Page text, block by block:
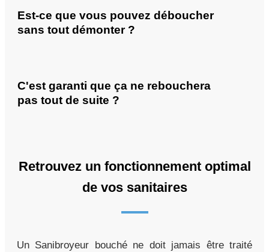
Est-ce que vous pouvez déboucher
sans tout démonter ?
C'est garanti que ça ne rebouchera
pas tout de suite ?
Retrouvez un fonctionnement optimal
de vos sanitaires
Un Sanibroyeur bouché ne doit jamais être traité